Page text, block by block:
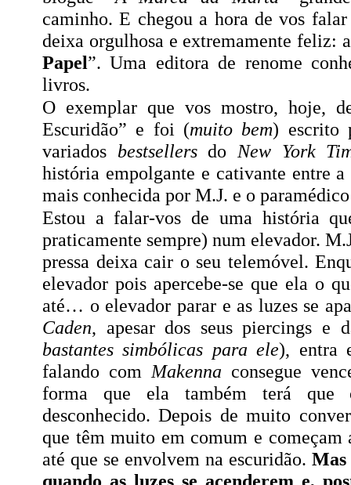
caminho. E chegou a hora de vos
deixa orgulhosa e extremamente feliz:
Papel ”. Uma editora de renome
livros.
O exemplar que vos mostro, hoje,
Escuridão” e foi (muito bem) escrito
variados bestsellersdo New York
história empolgante e cativante entre
mais conhecida por M.J. e o
Estou a falar-vos de uma história
praticamente sempre) num elevador.
pressa deixa cair o seu telemóvel.
elevador pois apercebe-se que ela o
até… o elevador parar e as luzes se
Caden, apesar dos seus piercings e
bastantes simbólicas para ele), entra
falando com Makenna consegue
forma que ela também terá que
desconhecido. Depois de muito
que têm muito em comum e começam
até que se envolvem na escuridão. Mas